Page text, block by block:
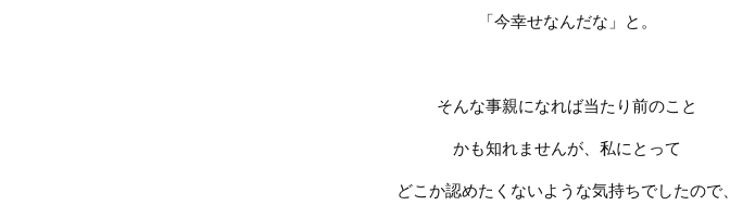
「今幸せなんだな」と。
そんな事親になれば当たり前のこと
かも知れませんが、私にとって
どこか認めたくないような気持ちでしたので、